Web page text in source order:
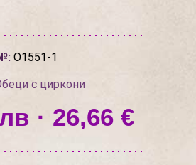
О1551-1
с циркони
· 26,66 €